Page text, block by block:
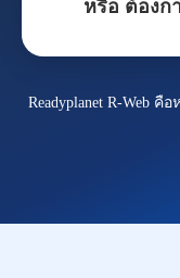
หรือ ต้องก
Readyplanet R-Web